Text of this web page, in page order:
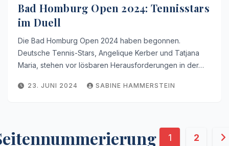
Bad Homburg Open 2024: Tennisstars
im Duell
Die Bad Homburg Open 2024 haben begonnen.
Deutsche Tennis-Stars, Angelique Kerber und Tatjana
Maria, stehen vor lösbaren Herausforderungen in der…
23. JUNI 2024 SABINE HAMMERSTEIN
1 2